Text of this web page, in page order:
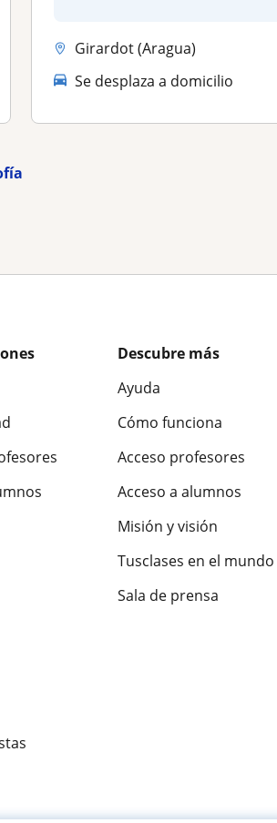
Girardot (Aragua)
Se desplaza a domicilio
Descubre más
Ayuda
Cómo funciona
Acceso profesores
Acceso a alumnos
Misión y visión
Tusclases en el mundo
Sala de prensa